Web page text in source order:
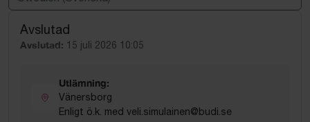
Powered by
Avslutad
Avslutad: 15 juli 2026 10:05
Utlämning:
Vänersborg
Enligt ö.k. med veli.simulainen@budi.se